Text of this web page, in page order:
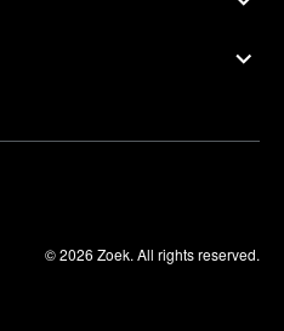
© 2026 Zoek. All rights reserved.